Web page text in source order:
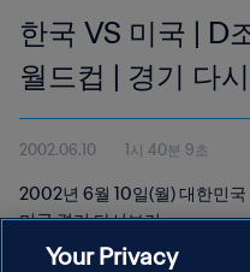
한국 VS 미국 | D
월드컵 | 경기 다
2002.06.10 1시 40분 9초
2002년 6월 10일(월) 대한민
미국 경기 다시보기
Your Privacy